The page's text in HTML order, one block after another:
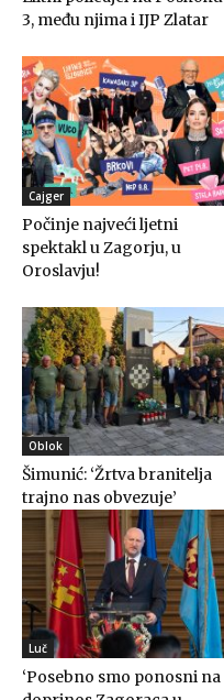
3, među njima i IJP Zlatar
Cajger
Počinje najveći ljetni
spektakl u Zagorju, u
Oroslavju!
Oblok
Šimunić: ‘Žrtva branitelja
trajno nas obvezuje’
Luč
‘Posebno smo ponosni na